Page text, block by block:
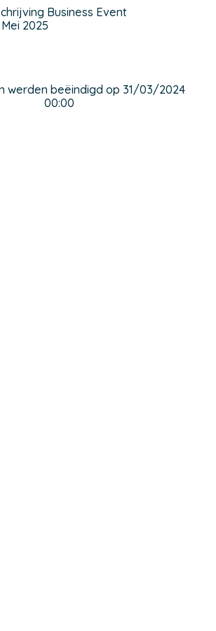
Business Event
2025
werden beëindigd op 31/03/2024
00:00